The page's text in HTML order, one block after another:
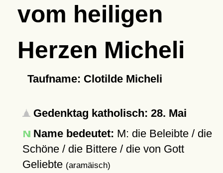
vom heiligen
Herzen Micheli
Taufname: Clotilde Micheli
Gedenktag katholisch: 28. Mai
Name bedeutet: M: die Beleibte / die
Schöne / die Bittere / die von Gott
Geliebte (aramäisch)